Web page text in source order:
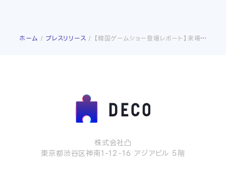
ホーム プレスリリース 【韓国ゲームショー登壇レポート】来場者10万人のゲームショー「PlayX4（プレイエキスポ）」に2024年5月23日（木）株式会社凸が登壇！
株式会社凸
東京都渋谷区神南1-12-16 アジアビル 5階